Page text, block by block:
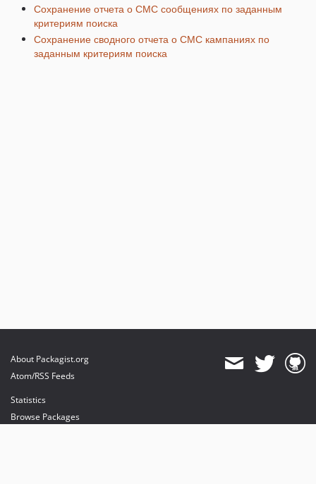
Сохранение отчета о СМС сообщениях по заданным
критериям поиска
Сохранение сводного отчета о СМС кампаниях по
заданным критериям поиска
About Packagist.org
Atom/RSS Feeds
Statistics
Browse Packages